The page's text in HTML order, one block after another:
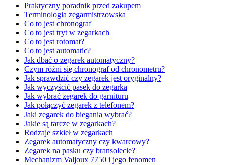
Praktyczny poradnik przed zakupem
Terminologia zegarmistrzowska
Co to jest chronograf
Co to jest tryt w zegarkach
Co to jest rotomat?
Co to jest automatic?
Jak dbać o zegarek automatyczny?
Czym różni się chronograf od chronometru?
Jak sprawdzić czy zegarek jest oryginalny?
Jak wyczyścić pasek do zegarka
Jak wybrać zegarek do garnituru
Jak połączyć zegarek z telefonem?
Jaki zegarek do biegania wybrać?
Jakie są tarcze w zegarkach?
Rodzaje szkieł w zegarkach
Zegarek automatyczny czy kwarcowy?
Zegarek na pasku czy bransolecie?
Mechanizm Valjoux 7750 i jego fenomen